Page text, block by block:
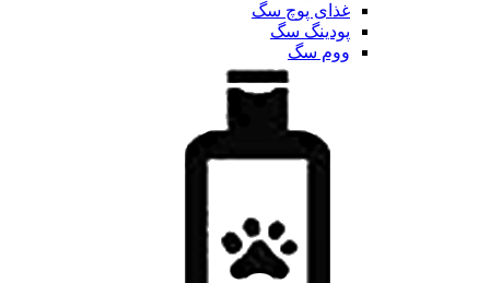
غذای پوچ سگ
پودینگ سگ
ووم سگ